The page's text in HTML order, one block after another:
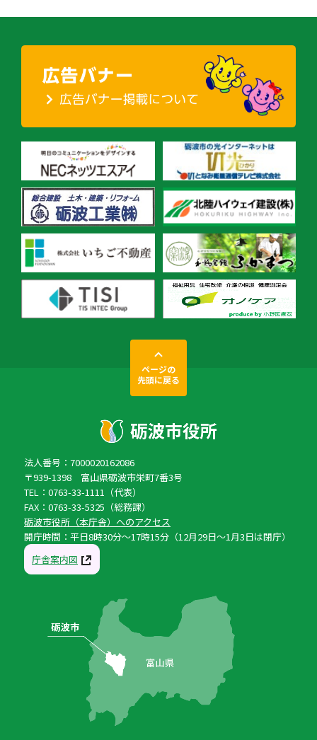
ページの
先頭に戻る
法人番号：7000020162086
〒939-1398 富山県砺波市栄町7番3号
TEL：0763-33-1111（代表）
FAX：0763-33-5325（総務課）
砺波市役所（本庁舎）へのアクセス
開庁時間：平日8時30分〜17時15分（12月29日〜1月3日は閉庁）
庁舎案内図